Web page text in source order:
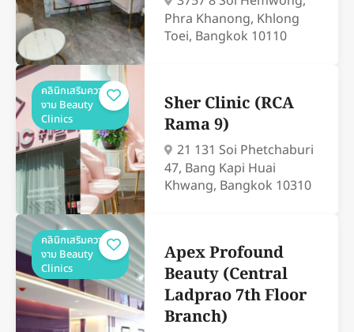
Phra Khanong, Khlong
Toei, Bangkok 10110
คลินิกเสริมความ
งาม Beauty
Clinics
Sher Clinic (RCA
Rama 9)
21 131 Soi Phetchaburi
47, Bang Kapi Huai
Khwang, Bangkok 10310
คลินิกเสริมความ
งาม Beauty
Clinics
Apex Profound
Beauty (Central
Ladprao 7th Floor
Branch)